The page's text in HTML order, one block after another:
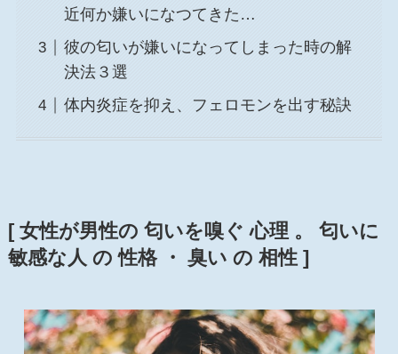
近何か嫌いになつてきた…
彼の匂いが嫌いになってしまった時の解
決法３選
体内炎症を抑え、フェロモンを出す秘訣
[ 女性が男性の 匂いを嗅ぐ 心理 。 匂いに
敏感な人 の 性格 ・ 臭い の 相性 ]